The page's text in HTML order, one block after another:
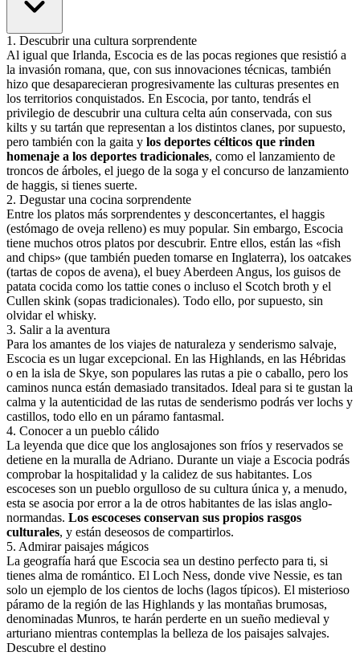
1 . Descubrir una cultura sorprendente
Al igual que Irlanda, Escocia es de las pocas regiones que resistió a
la invasión romana, que, con sus innovaciones técnicas, también
hizo que desaparecieran progresivamente las culturas presentes en
los territorios conquistados. En Escocia, por tanto, tendrás el
privilegio de descubrir una cultura celta aún conservada, con sus
kilts y su tartán que representan a los distintos clanes, por supuesto,
pero también con la gaita y los deportes célticos que rinden
homenaje a los deportes tradicionales, como el lanzamiento de
troncos de árboles, el juego de la soga y el concurso de lanzamiento
de haggis, si tienes suerte.
2. Degustar una cocina sorprendente
Entre los platos más sorprendentes y desconcertantes, el haggis
(estómago de oveja relleno) es muy popular. Sin embargo, Escocia
tiene muchos otros platos por descubrir. Entre ellos, están las «fish
and chips» (que también pueden tomarse en Inglaterra), los oatcakes
(tartas de copos de avena), el buey Aberdeen Angus, los guisos de
patata cocida como los tattie cones o incluso el Scotch broth y el
Cullen skink (sopas tradicionales). Todo ello, por supuesto, sin
olvidar el whisky.
3. Salir a la aventura
Para los amantes de los viajes de naturaleza y senderismo salvaje,
Escocia es un lugar excepcional. En las Highlands, en las Hébridas
o en la isla de Skye, son populares las rutas a pie o caballo, pero los
caminos nunca están demasiado transitados. Ideal para si te gustan la
calma y la autenticidad de las rutas de senderismo podrás ver lochs y
castillos, todo ello en un páramo fantasmal.
4. Conocer a un pueblo cálido
La leyenda que dice que los anglosajones son fríos y reservados se
detiene en la muralla de Adriano. Durante un viaje a Escocia podrás
comprobar la hospitalidad y la calidez de sus habitantes. Los
escoceses son un pueblo orgulloso de su cultura única y, a menudo,
esta se asocia por error a la de otros habitantes de las islas anglo-
normandas. Los escoceses conservan sus propios rasgos
culturales, y están deseosos de compartirlos.
5. Admirar paisajes mágicos
La geografía hará que Escocia sea un destino perfecto para ti, si
tienes alma de romántico. El Loch Ness, donde vive Nessie, es tan
solo un ejemplo de los cientos de lochs (lagos típicos). El misterioso
páramo de la región de las Highlands y las montañas brumosas,
denominadas Munros, te harán perderte en un sueño medieval y
arturiano mientras contemplas la belleza de los paisajes salvajes.
Descubre el destino